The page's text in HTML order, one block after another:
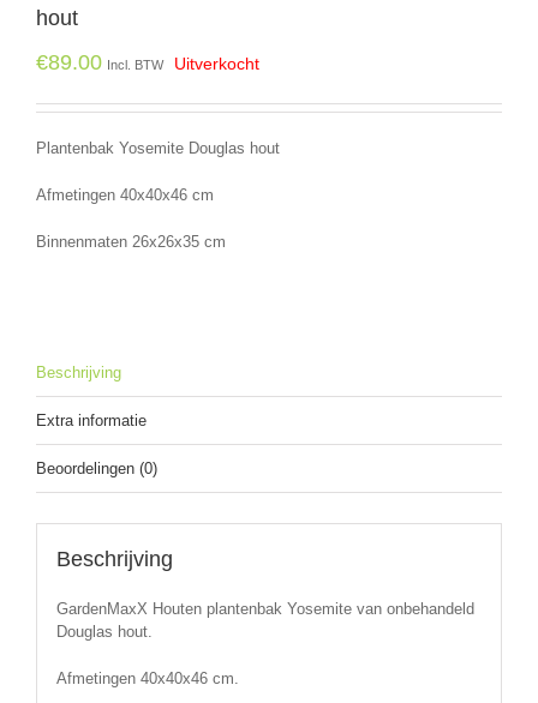
hout
€89.00 Incl. BTW Uitverkocht
Plantenbak Yosemite Douglas hout
Afmetingen 40x40x46 cm
Binnenmaten 26x26x35 cm
Beschrijving
Extra informatie
Beoordelingen (0)
Beschrijving
GardenMaxX Houten plantenbak Yosemite van onbehandeld
Douglas hout.
Afmetingen 40x40x46 cm.